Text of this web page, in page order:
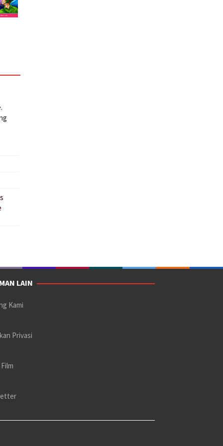
LAIN
Kami
Privasi